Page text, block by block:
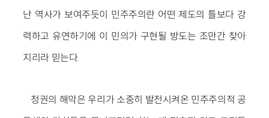
난 역사가 보여주듯이 민주주의란 어떤 제도의 틀보다 강
력하고 유연하기에 이 민의가 구현될 방도는 조만간 찾아
지리라 믿는다.
정권의 해악은 우리가 소중히 발전시켜온 민주주의적 공